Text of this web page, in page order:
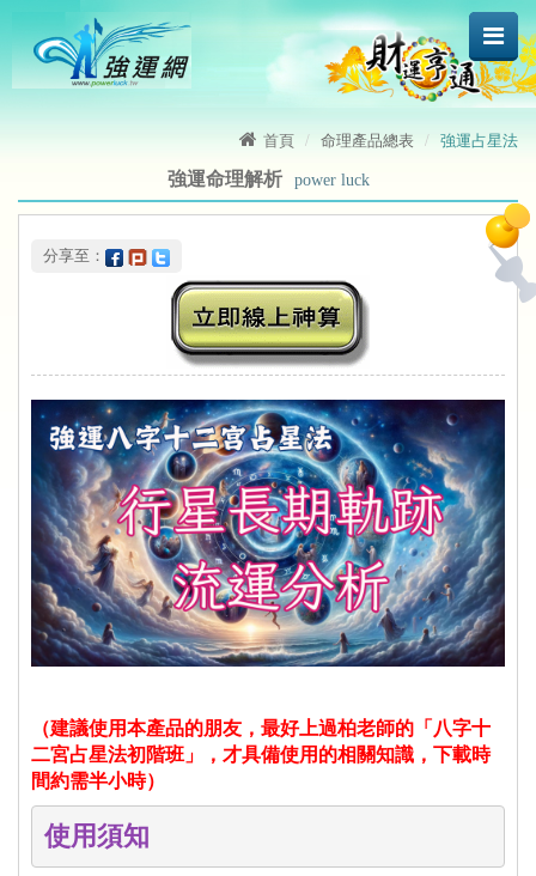
首頁 命理產品總表 強運占星法
強運命理解析 power luck
分享至：
（建議使用本產品的朋友，最好上過柏老師的「八字十
二宮占星法初階班」，才具備使用的相關知識，下載時
間約需半小時）
使用須知